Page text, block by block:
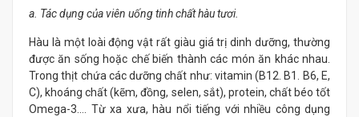
a. Tác dụng của viên uống tinh chất hàu tươi.
Hàu là một loài động vật rất giàu giá trị dinh dưỡng, thường
được ăn sống hoặc chế biến thành các món ăn khác nhau.
Trong thịt chứa các dưỡng chất như: vitamin (B12. B1. B6, E,
C), khoáng chất (kẽm, đồng, selen, sắt), protein, chất béo tốt
Omega-3…. Từ xa xưa, hàu nổi tiếng với nhiều công dụng